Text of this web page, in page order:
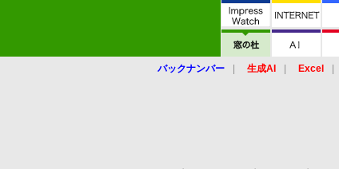
バックナンバー 生成AI Excel